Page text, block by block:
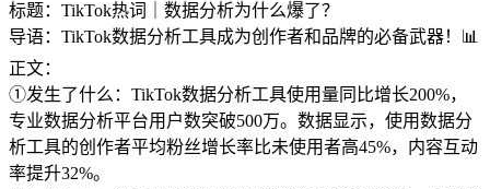
标题：TikTok热词｜数据分析为什么爆了？
导语：TikTok数据分析工具成为创作者和品牌的必备武器！📊
正文：
①发生了什么：TikTok数据分析工具使用量同比增长200%，
专业数据分析平台用户数突破500万。数据显示，使用数据分
析工具的创作者平均粉丝增长率比未使用者高45%，内容互动
率提升32%。